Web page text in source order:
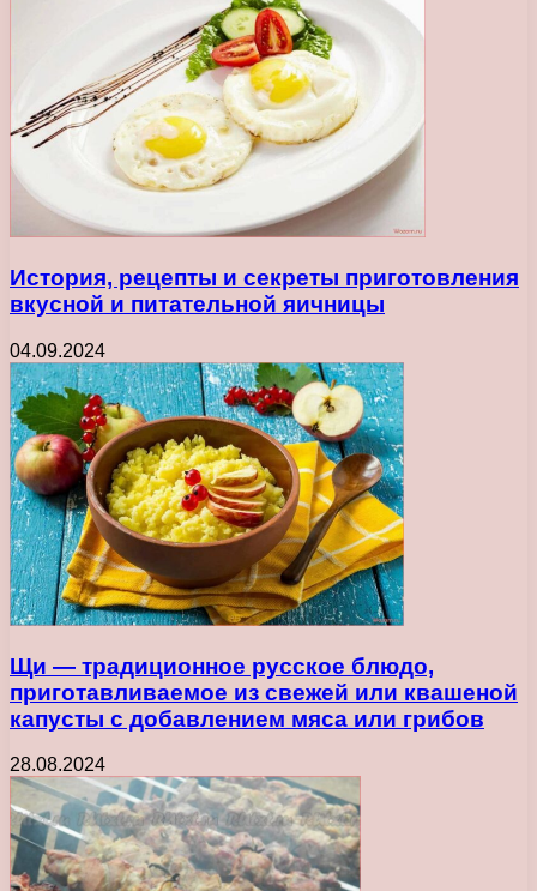
История, рецепты и секреты приготовления
вкусной и питательной яичницы
04.09.2024
Щи — традиционное русское блюдо,
приготавливаемое из свежей или квашеной
капусты с добавлением мяса или грибов
28.08.2024